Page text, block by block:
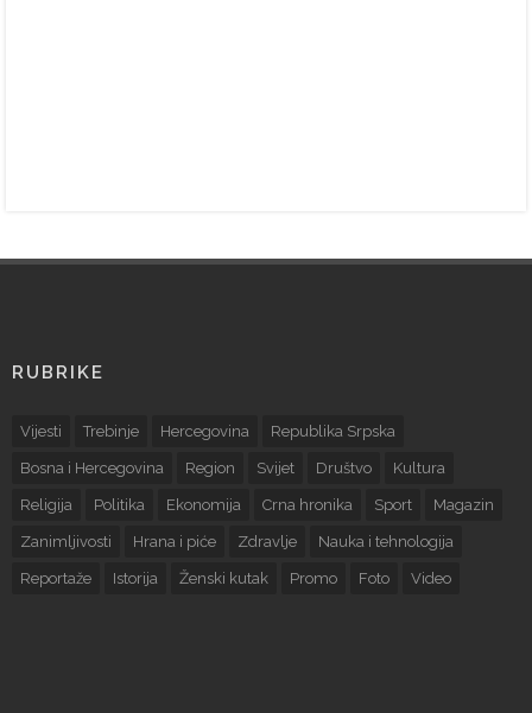
RUBRIKE
Vijesti Trebinje Hercegovina Republika Srpska
Bosna i Hercegovina Region Svijet Društvo Kultura
Religija Politika Ekonomija Crna hronika Sport Magazin
Zanimljivosti Hrana i piće Zdravlje Nauka i tehnologija
Reportaže Istorija Ženski kutak Promo Foto Video